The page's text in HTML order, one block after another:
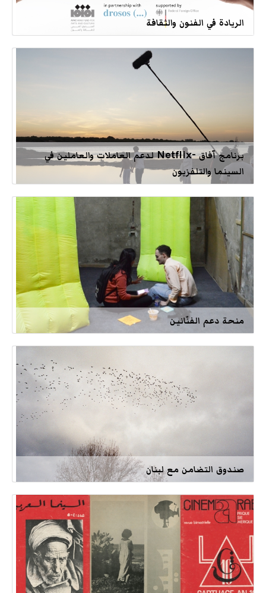
الريادة في الفنون والثقافة
برنامج آفاق -Netflix لدعم العاملات والعاملين في
السينما والتلفزيون
منحة دعم الفنّانين
صندوق التضامن مع لبنان